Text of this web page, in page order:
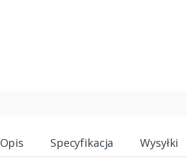
Opis Specyfikacja Wysyłki